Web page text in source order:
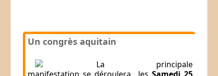
Un congrès aquitain
La principale